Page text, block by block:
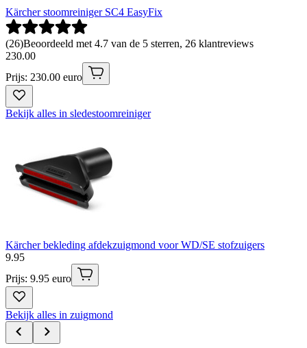
Kärcher stoomreiniger SC4 EasyFix
(26)Beoordeeld met 4.7 van de 5 sterren, 26 klantreviews
230.00
Prijs: 230.00 euro
Bekijk alles in sledestoomreiniger
Kärcher bekleding afdekzuigmond voor WD/SE stofzuigers
9.95
Prijs: 9.95 euro
Bekijk alles in zuigmond